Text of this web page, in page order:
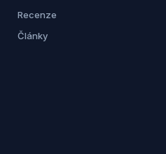
Recenze
Články